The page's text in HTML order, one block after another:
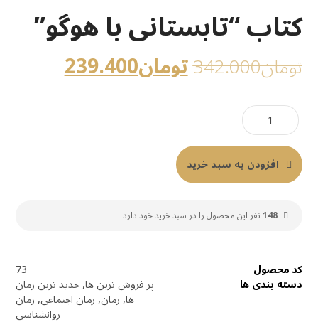
کتاب “تابستانی با هوگو”
تومان342.000تومان239.400
افزودن به سبد خرید
148نفر این محصول را در سبد خرید خود دارد
کد محصول 73
دسته بندی ها پر فروش ترین ها,جدید ترین رمان
ها,رمان,رمان اجتماعی,رمان
روانشناسی